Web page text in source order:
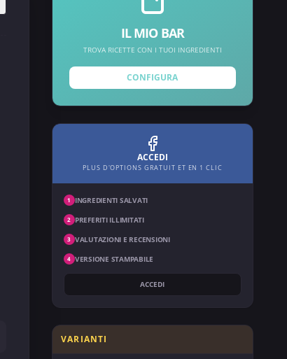
IL MIO BAR
TROVA RICETTE CON I TUOI INGREDIENTI
CONFIGURA
ACCEDI
PLUS D'OPTIONS GRATUIT ET EN 1 CLIC
1 INGREDIENTI SALVATI
2 PREFERITI ILLIMITATI
3 VALUTAZIONI E RECENSIONI
4 VERSIONE STAMPABILE
ACCEDI
VARIANTI